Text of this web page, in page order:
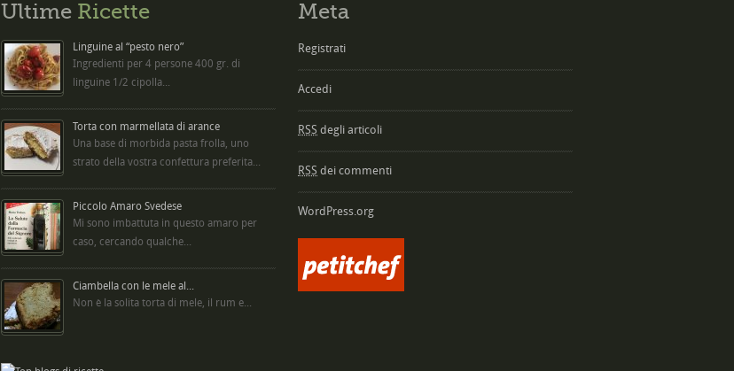
Ultime Ricette
Linguine al “pesto nero”
Ingredienti per 4 persone 400 gr. di
linguine 1/2 cipolla...
Torta con marmellata di arance
Una base di morbida pasta frolla, uno
strato della vostra confettura preferita...
Piccolo Amaro Svedese
Mi sono imbattuta in questo amaro per
caso, cercando qualche...
Ciambella con le mele al...
Non è la solita torta di mele, il rum e...
Meta
Registrati
Accedi
RSS degli articoli
RSS dei commenti
WordPress.org